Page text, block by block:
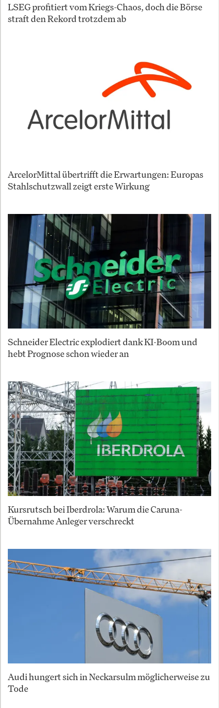
LSEG profitiert vom Kriegs-Chaos, doch die Börse
straft den Rekord trotzdem ab
ArcelorMittal übertrifft die Erwartungen: Europas
Stahlschutzwall zeigt erste Wirkung
Schneider Electric explodiert dank KI-Boom und
hebt Prognose schon wieder an
Kursrutsch bei Iberdrola: Warum die Caruna-
Übernahme Anleger verschreckt
Audi hungert sich in Neckarsulm möglicherweise zu
Tode